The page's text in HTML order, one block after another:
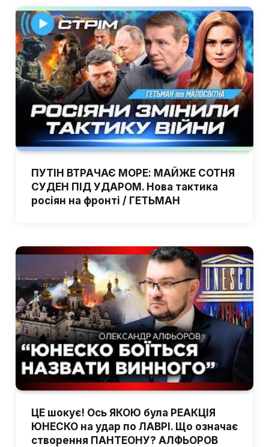
ПУТІН ВТРАЧАЄ МОРЕ: МАЙЖЕ СОТНЯ
СУДЕН ПІД УДАРОМ. Нова тактика
росіян на фронті / ГЕТЬМАН
ЦЕ шокує! Ось ЯКОЮ була РЕАКЦІЯ
ЮНЕСКО на удар по ЛАВРІ. Що означає
створення ПАНТЕОНУ? АЛФЬОРОВ